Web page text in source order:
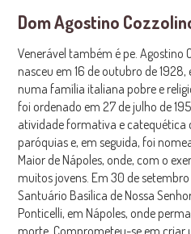
Dom Agostino
Venerável também é pe. Agostino
nasceu em 16 de outubro de
numa família italiana pobre e
foi ordenado em 27 de julho de
atividade formativa e catequética
paróquias e, em seguida, foi
Maior de Nápoles, onde, com o
muitos jovens. Em 30 de
Santuário Basílica de Nossa
Ponticelli, em Nápoles, onde